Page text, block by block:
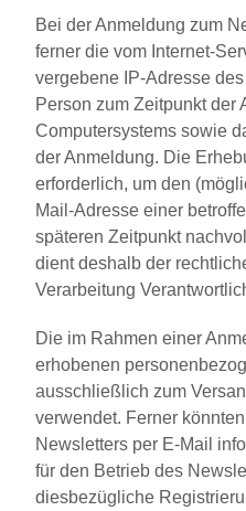
Bei der Anmeldung zum
ferner die vom Internet-
vergebene IP-Adresse
Person zum Zeitpunkt der
Computersystems sowie
der Anmeldung. Die
erforderlich, um den
Mail-Adresse einer
späteren Zeitpunkt
dient deshalb der
Verarbeitung
Die im Rahmen einer
erhobenen
ausschließlich zum
verwendet. Ferner
Newsletters per E-Mail
für den Betrieb des
diesbezügliche